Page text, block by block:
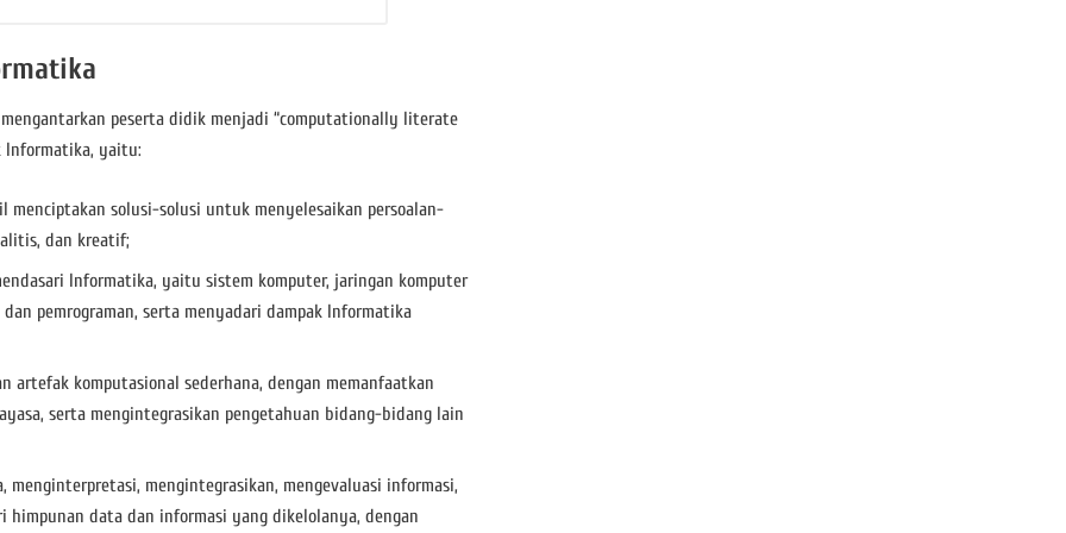
peserta didik menjadi “computationally literate
Informatika, yaitu:
solusi-solusi untuk menyelesaikan persoalan-
dan kreatif;
Informatika, yaitu sistem komputer, jaringan komputer
pemrograman, serta menyadari dampak Informatika
artefak komputasional sederhana, dengan memanfaatkan
serta mengintegrasikan pengetahuan bidang-bidang lain
menginterpretasi, mengintegrasikan, mengevaluasi informasi,
himpunan data dan informasi yang dikelolanya, dengan